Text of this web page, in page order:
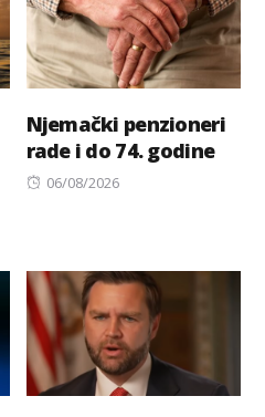
Njemački penzioneri
rade i do 74. godine
Posted
06/08/2026